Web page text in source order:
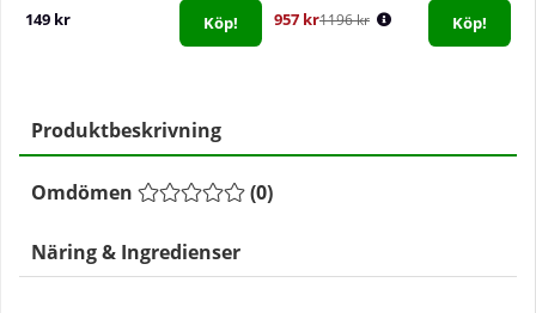
149 kr Köp! 957 kr1196 kr Köp!
Produktbeskrivning
Omdömen (0)
Näring & Ingredienser